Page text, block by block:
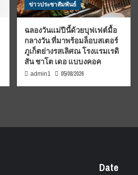
ข่าวประชาสัมพันธ์
ฉลองวันแม่ปีนี้ด้วยบุฟเฟต์มื้อ
กลางวัน ที่มาพร้อมล็อบสเตอร์
ภูเก็ตย่างรสเลิศณ โรงแรมเรดิ
สัน ชาโต เดอ แบบงคอค
admin1 05/08/2026
Date